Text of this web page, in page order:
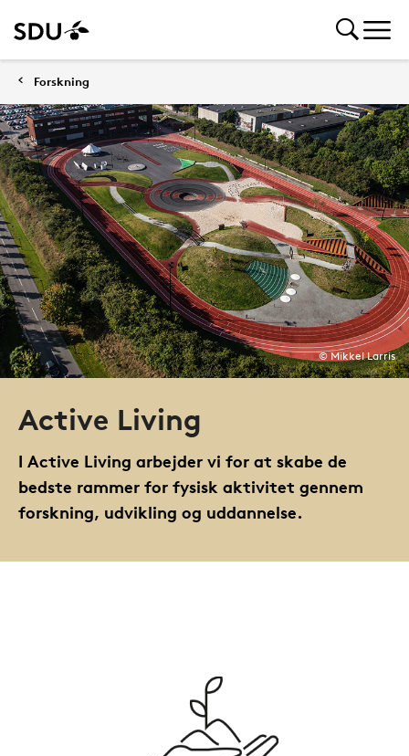
Forskning
© Mikkel Larris
Active Living
I Active Living arbejder vi for at skabe de
bedste rammer for fysisk aktivitet gennem
forskning, udvikling og uddannelse.